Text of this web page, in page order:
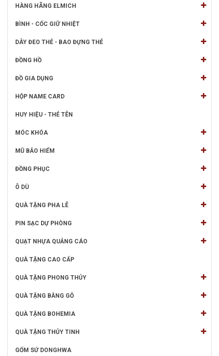
HÀNG HÃNG ELMICH
BÌNH - CỐC GIỮ NHIỆT
DÂY ĐEO THẺ - BAO ĐỰNG THẺ
ĐỒNG HỒ
ĐỒ GIA DỤNG
HỘP NAME CARD
HUY HIỆU - THẺ TÊN
MÓC KHÓA
MŨ BẢO HIỂM
ĐỒNG PHỤC
Ô DÙ
QUÀ TẶNG PHA LÊ
PIN SẠC DỰ PHÒNG
QUẠT NHỰA QUẢNG CÁO
QUÀ TẶNG CAO CẤP
QUÀ TẶNG PHONG THỦY
QUÀ TẶNG BẰNG GỖ
QUÀ TẶNG BOHEMIA
QUÀ TẶNG THỦY TINH
GỐM SỨ DONGHWA